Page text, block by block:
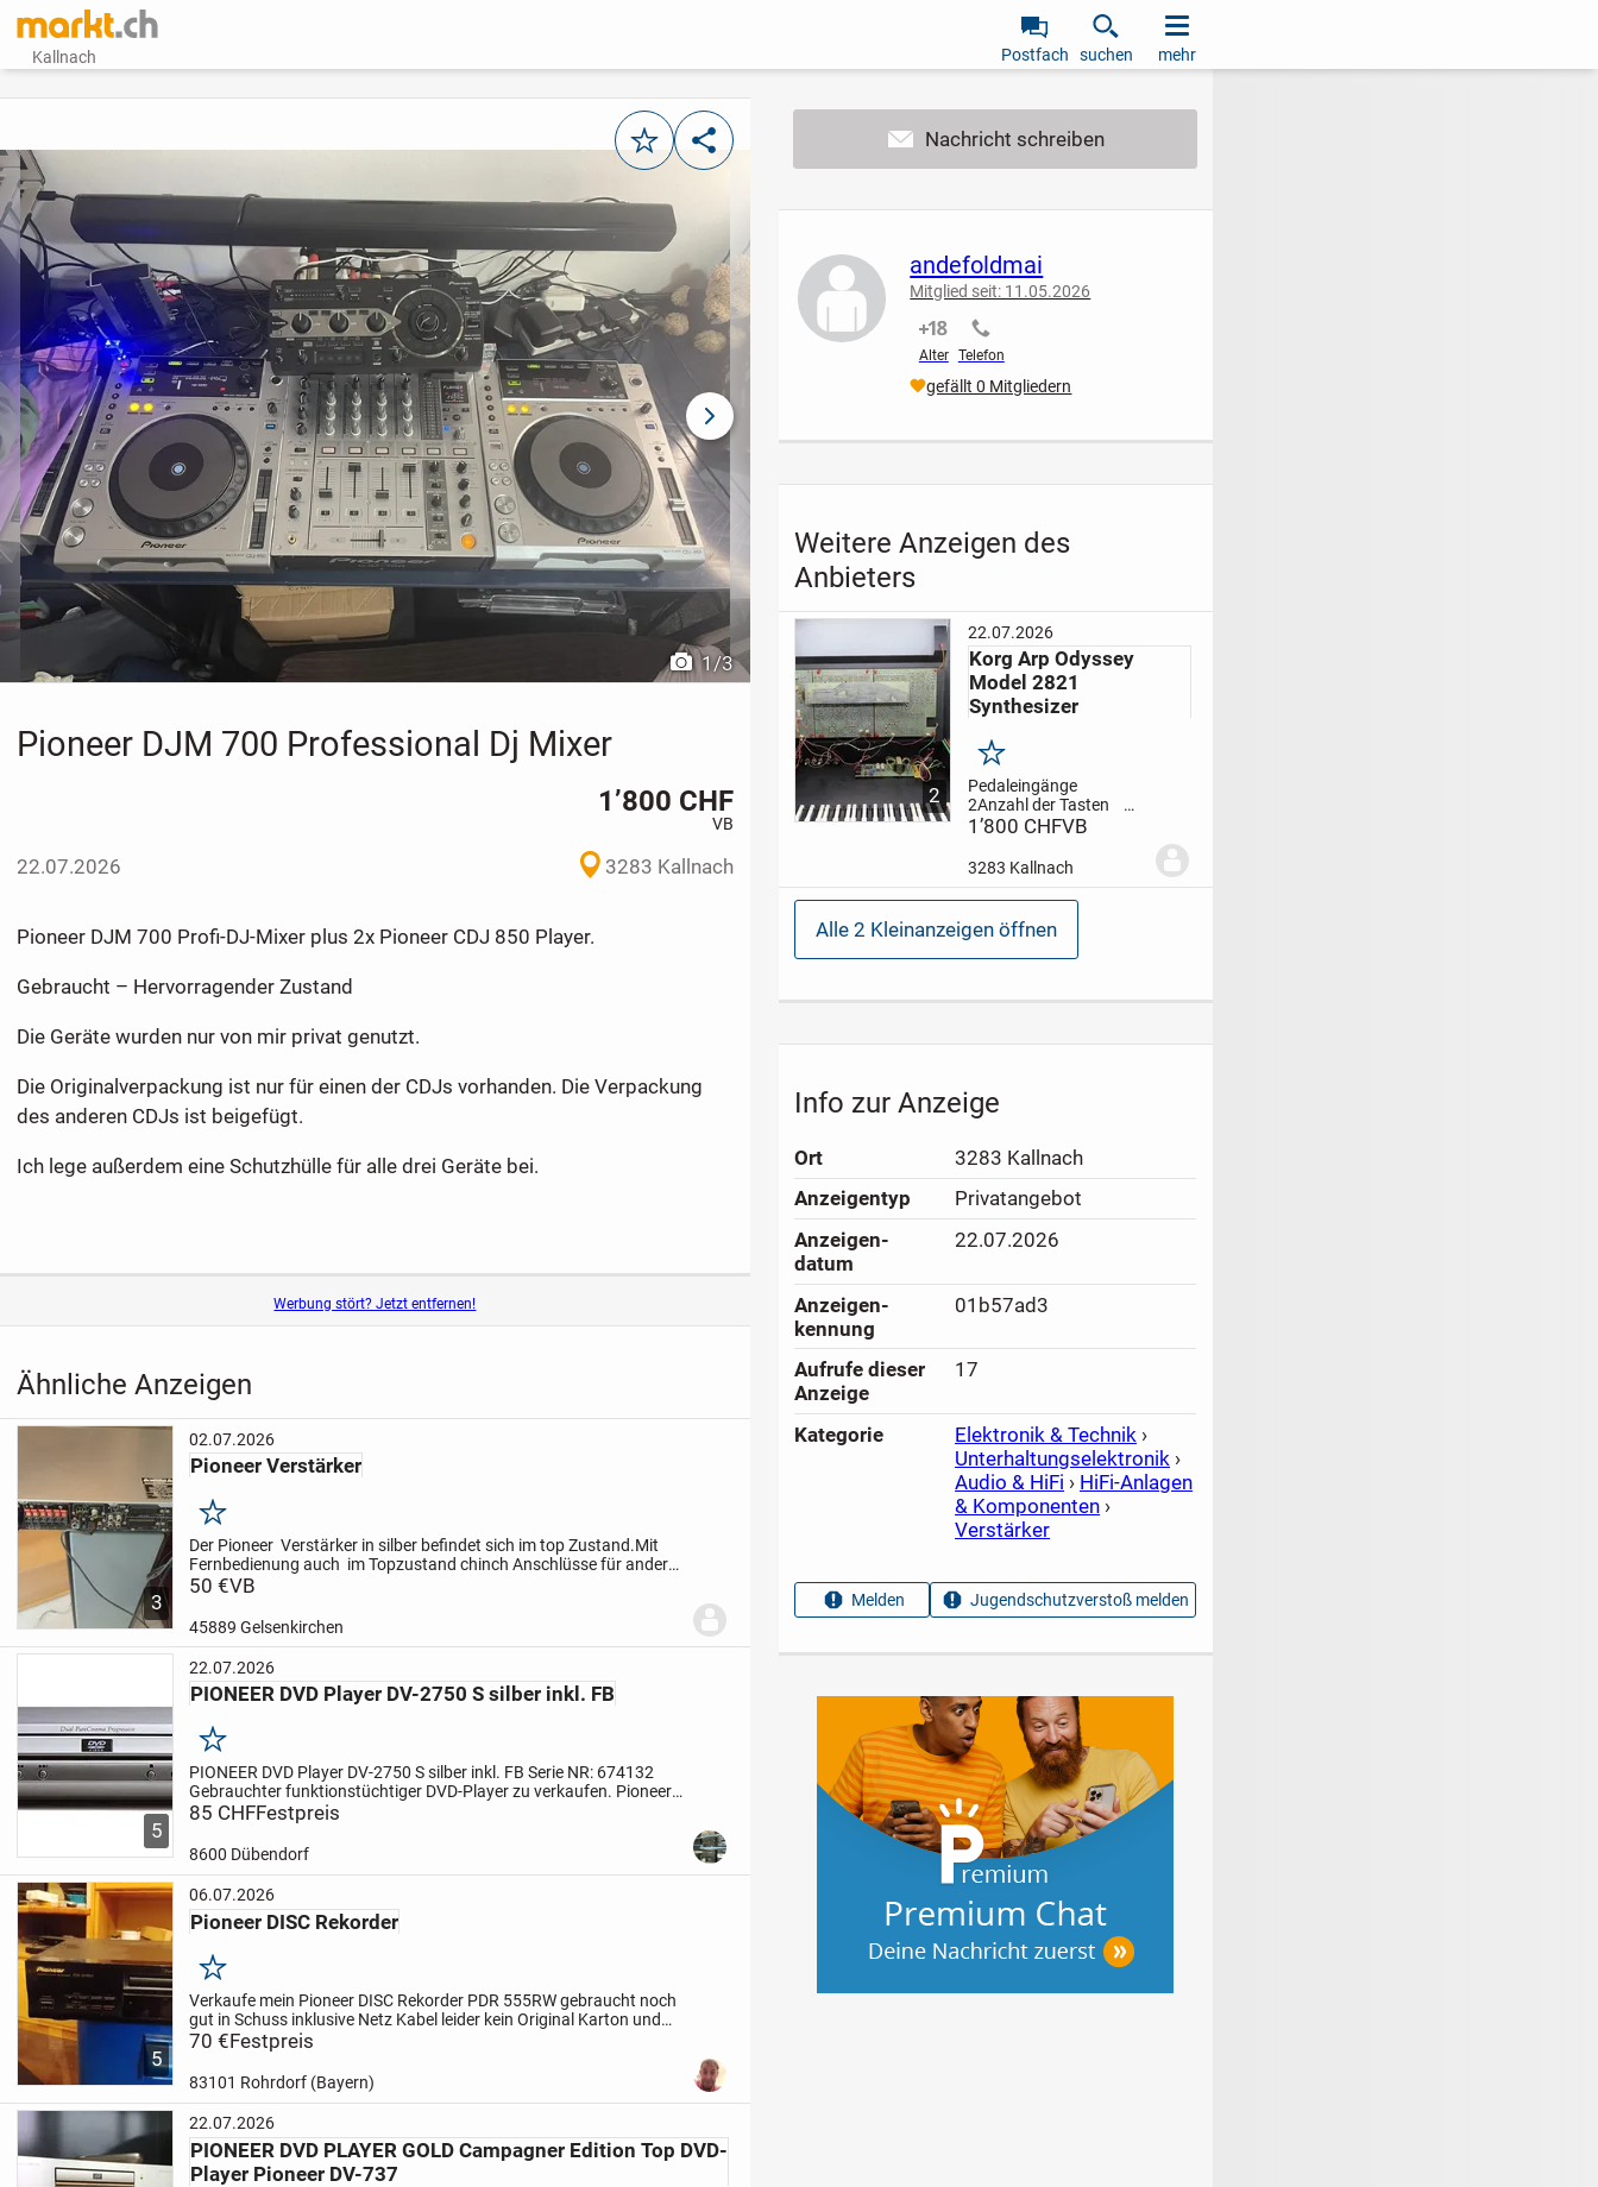
Kallnach Postfach suchen mehr
MerkenTeilen
vorheriges Bild
1/3
nächstes Bild
Pioneer DJM 700 Professional Dj Mixer
1’800 CHF
VB
22.07.2026 3283 Kallnach
Pioneer DJM 700 Profi-DJ-Mixer plus 2x Pioneer CDJ 850 Player.
Gebraucht – Hervorragender Zustand
Die Geräte wurden nur von mir privat genutzt.
Die Originalverpackung ist nur für einen der CDJs vorhanden. Die Verpackung
des anderen CDJs ist beigefügt.
Ich lege außerdem eine Schutzhülle für alle drei Geräte bei.
Werbung stört? Jetzt entfernen!
Ähnliche Anzeigen
3
02.07.2026
Pioneer Verstärker
Merken
Der Pioneer Verstärker in silber befindet sich im top Zustand.Mit
Fernbedienung auch im Topzustand chinch Anschlüsse für andere
Geräte siehe Bilder.
50 €VB
45889 Gelsenkirchen
5
22.07.2026
PIONEER DVD Player DV-2750 S silber inkl. FB
Merken
PIONEER DVD Player DV-2750 S silber inkl. FB Serie NR: 674132
Gebrauchter funktionstüchtiger DVD-Player zu verkaufen. Pioneer
DVD Player DV-2750 in Silber Netzkabel Fernbedienung Anleitung...
85 CHFFestpreis
8600 Dübendorf
5
06.07.2026
Pioneer DISC Rekorder
Merken
Verkaufe mein Pioneer DISC Rekorder PDR 555RW gebraucht noch
gut in Schuss inklusive Netz Kabel leider kein Original Karton und
Papiere mehBahr Zahlung Bei Abholung kein Versand in 83101
Rohrdorf...
70 €Festpreis
83101 Rohrdorf (Bayern)
22.07.2026
PIONEER DVD PLAYER GOLD Campagner Edition Top DVD-
Player Pioneer DV-737
andefoldmai
Mitglied seit: 11.05.2026
Alter
nicht verifiziert
Telefon
nicht verifiziert
gefällt 0 Mitgliedern
Weitere Anzeigen des
Anbieters
2
22.07.2026
Korg Arp Odyssey
Model 2821
Synthesizer
Merken
Pedaleingänge
2Anzahl der Tasten
37Produktart
SynthesizerBesonderheiten
Odyssey
Rev1Analog/Digital
Analog Ein-/Ausgangsanschlüsse
CV-Ausgang,...
1’800 CHFVB
3283 Kallnach
Alle 2 Kleinanzeigen öffnen
Info zur Anzeige
Ort
3283 Kallnach
Anzeigen­typ
Privatangebot
Anzeigen­
datum
22.07.2026
Anzeigen­
kennung
01b57ad3
Aufrufe dieser
Anzeige
17
Kategorie Elektronik & Technik ›
Unterhaltungselektronik ›
Audio & HiFi › HiFi-Anlagen
& Komponenten ›
Verstärker
Melden Jugendschutzverstoß melden